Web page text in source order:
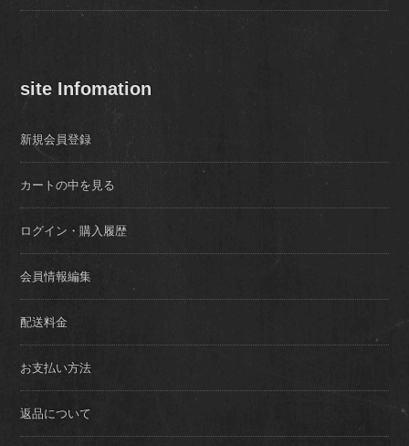
site Infomation
新規会員登録
カートの中を見る
ログイン・購入履歴
会員情報編集
配送料金
お支払い方法
返品について